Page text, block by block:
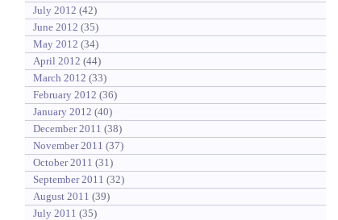
July 2012 (42)
June 2012 (35)
May 2012 (34)
April 2012 (44)
March 2012 (33)
February 2012 (36)
January 2012 (40)
December 2011 (38)
November 2011 (37)
October 2011 (31)
September 2011 (32)
August 2011 (39)
July 2011 (35)